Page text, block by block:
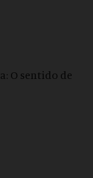
O sentido de